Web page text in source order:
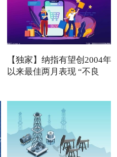
【独家】纳指有望创2004年
以来最佳两月表现 “不良